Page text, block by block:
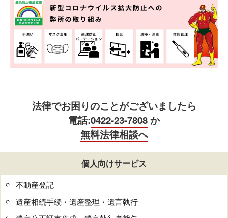
法律でお困りのことがございましたら
電話:0422-23-7808か
無料法律相談へ
個人向けサービス
不動産登記
遺産相続手続・遺産整理・遺言執行